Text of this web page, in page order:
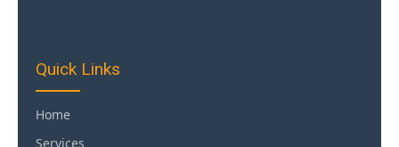
Quick Links
Home
Services